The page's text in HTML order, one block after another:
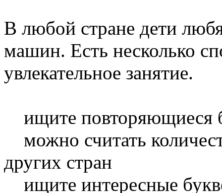
В любой стране дети
машин. Есть несколько
увлекательное занятие.
ищите повторяющиеся
можно считать
других стран
ищите интересные